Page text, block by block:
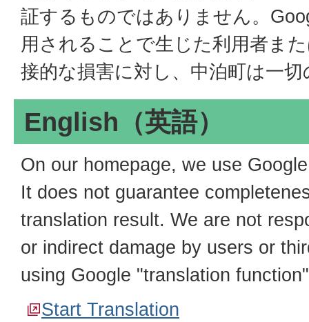
証するものではありません。
用されることで生じた利用者ま
接的な損害に対し、中泊町は一
English （英語）
On our homepage, we use
It does not guarantee
translation result. We are not
or indirect damage by users or
using Google "translation
Start Translation